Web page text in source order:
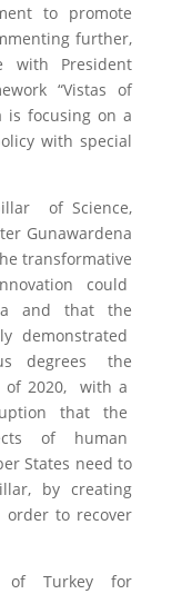
to promote
further,
President
“Vistas of
is focusing on a
with special
of Science,
Gunawardena
transformative
could
and that the
demonstrated
degrees the
of 2020, with a
that the
of human
States need to
by creating
order to recover
of Turkey for